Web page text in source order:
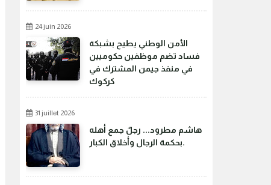
24 juin 2026
الأمن الوطني يطيح بشبكة
فساد تضم موظفين حكوميين
في منفذ جيمن المشترك في
كركوك
31 juillet 2026
هاشم مطرود... رجلٌ جمع أهله
بحكمة الرجال وأخلاق الكبار.